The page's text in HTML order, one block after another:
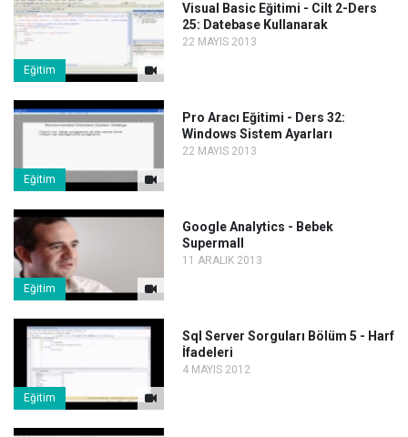
Eğitim
Visual Basic Eğitimi - Cilt 2-Ders
25: Datebase Kullanarak
22 MAYIS 2013
Eğitim
Pro Aracı Eğitimi - Ders 32:
Windows Sistem Ayarları
22 MAYIS 2013
Eğitim
Google Analytics - Bebek
Supermall
11 ARALIK 2013
Eğitim
Sql Server Sorguları Bölüm 5 - Harf
İfadeleri
4 MAYIS 2012